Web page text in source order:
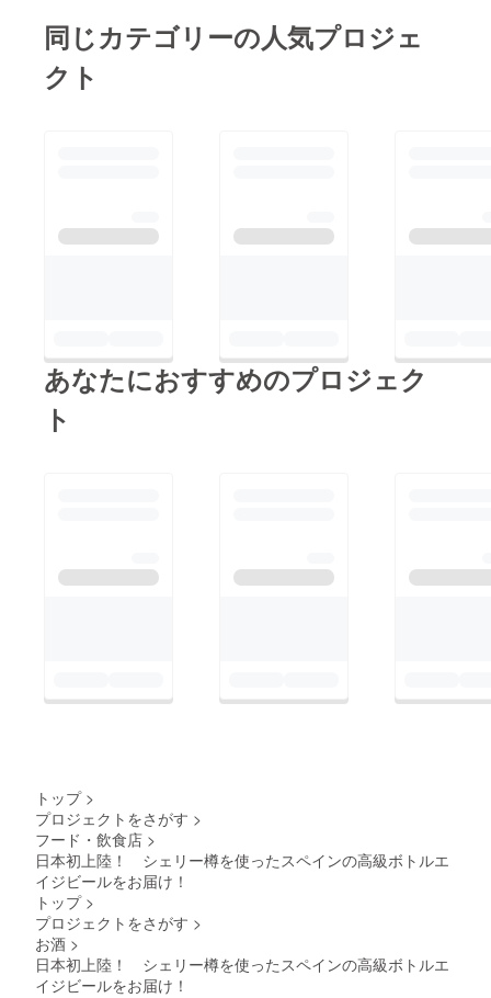
同じカテゴリーの人気プロジェ
クト
あなたにおすすめのプロジェク
ト
トップ >
プロジェクトをさがす >
フード・飲食店 >
日本初上陸！ シェリー樽を使ったスペインの高級ボトルエ
イジビールをお届け！
トップ >
プロジェクトをさがす >
お酒 >
日本初上陸！ シェリー樽を使ったスペインの高級ボトルエ
イジビールをお届け！